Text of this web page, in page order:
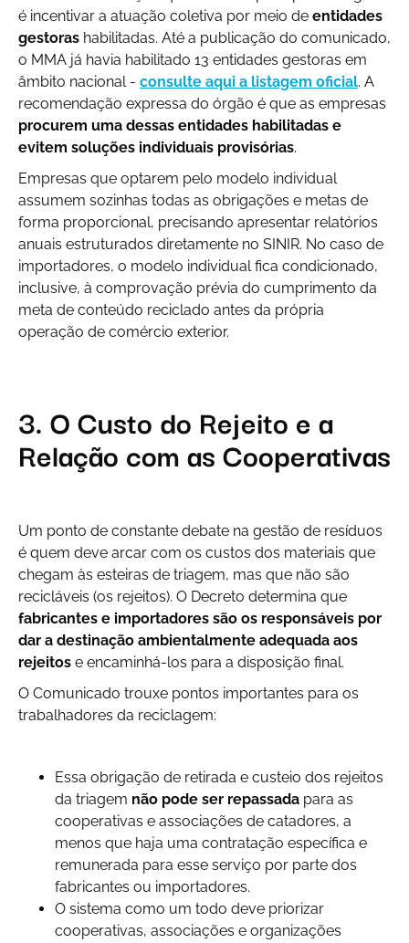
é incentivar a atuação coletiva por meio de entidades
gestoras habilitadas. Até a publicação do comunicado,
o MMA já havia habilitado 13 entidades gestoras em
âmbito nacional - consulte aqui a listagem oficial. A
recomendação expressa do órgão é que as empresas
procurem uma dessas entidades habilitadas e
evitem soluções individuais provisórias.
Empresas que optarem pelo modelo individual
assumem sozinhas todas as obrigações e metas de
forma proporcional, precisando apresentar relatórios
anuais estruturados diretamente no SINIR. No caso de
importadores, o modelo individual fica condicionado,
inclusive, à comprovação prévia do cumprimento da
meta de conteúdo reciclado antes da própria
operação de comércio exterior.
3. O Custo do Rejeito e a
Relação com as Cooperativas
Um ponto de constante debate na gestão de resíduos
é quem deve arcar com os custos dos materiais que
chegam às esteiras de triagem, mas que não são
recicláveis (os rejeitos). O Decreto determina que
fabricantes e importadores são os responsáveis por
dar a destinação ambientalmente adequada aos
rejeitos e encaminhá-los para a disposição final.
O Comunicado trouxe pontos importantes para os
trabalhadores da reciclagem:
Essa obrigação de retirada e custeio dos rejeitos
da triagem não pode ser repassada para as
cooperativas e associações de catadores, a
menos que haja uma contratação específica e
remunerada para esse serviço por parte dos
fabricantes ou importadores.
O sistema como um todo deve priorizar
cooperativas, associações e organizações